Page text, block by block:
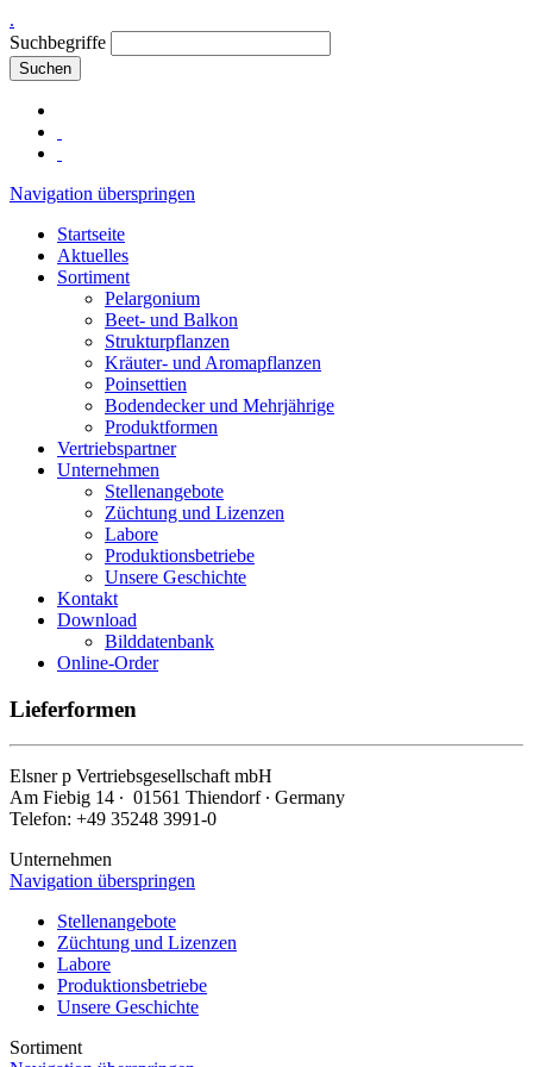
.
Suchbegriffe
Suchen
Navigation überspringen
Startseite
Aktuelles
Sortiment
Pelargonium
Beet- und Balkon
Strukturpflanzen
Kräuter- und Aromapflanzen
Poinsettien
Bodendecker und Mehrjährige
Produktformen
Vertriebspartner
Unternehmen
Stellenangebote
Züchtung und Lizenzen
Labore
Produktionsbetriebe
Unsere Geschichte
Kontakt
Download
Bilddatenbank
Online-Order
Lieferformen
Elsnerp Vertriebsgesellschaft mbH
Am Fiebig 14 ∙ 01561 Thiendorf ∙ Germany
Telefon: +49 35248 3991-0
Unternehmen
Navigation überspringen
Stellenangebote
Züchtung und Lizenzen
Labore
Produktionsbetriebe
Unsere Geschichte
Sortiment